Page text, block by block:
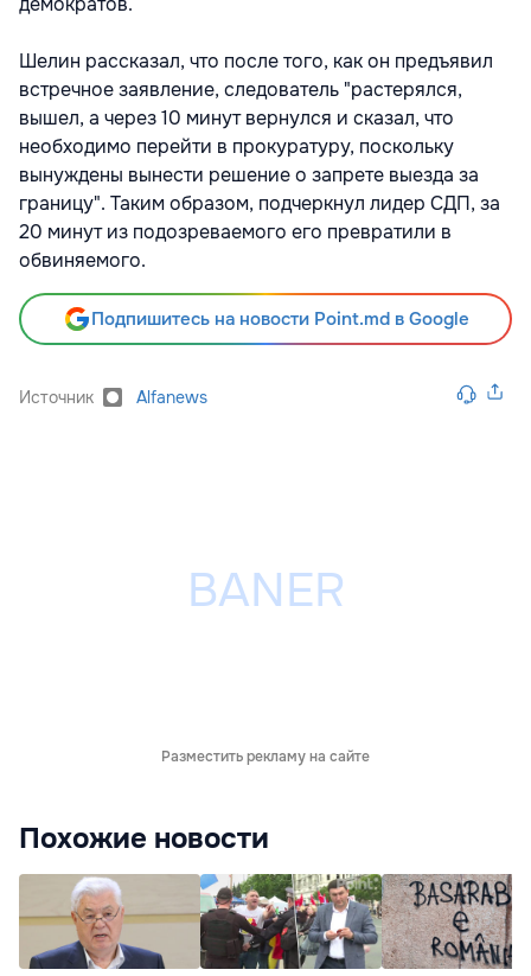
Шелин рассказал, что после того, как он предъявил
встречное заявление, следователь "растерялся,
вышел, а через 10 минут вернулся и сказал, что
необходимо перейти в прокуратуру, поскольку
вынуждены вынести решение о запрете выезда за
границу". Таким образом, подчеркнул лидер СДП, за
20 минут из подозреваемого его превратили в
обвиняемого.
Подпишитесь на новости Point.md в Google
Источник Alfanews
Разместить рекламу на сайте
Похожие новости